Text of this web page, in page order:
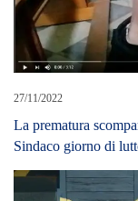
27/11/2022
La prematura
Sindaco giorno di